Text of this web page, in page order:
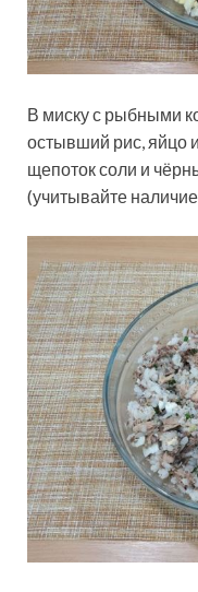
В миску с рыбными
остывший рис, яйцо
щепоток соли и
(учитывайте